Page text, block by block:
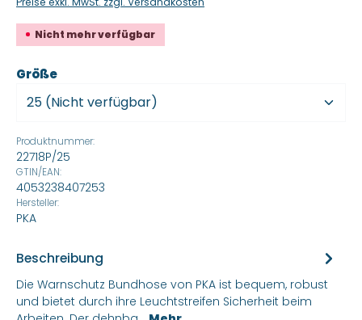
Nicht mehr verfügbar
Größeauswählen
Produktnummer:
22718P/25
GTIN/EAN:
4053238407253
Hersteller:
PKA
Beschreibung
Die Warnschutz Bundhose von PKA ist bequem, robust
und bietet durch ihre Leuchtstreifen Sicherheit beim